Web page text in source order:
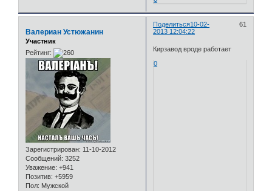
Поделиться 61
10-02-
2013 12:04:22
Валериан Устюжанин
Участник
Рейтинг:
Зарегистрирован: 11-10-2012
Сообщений: 3252
Уважение: +941
Позитив: +5959
Пол: Мужской
Кирзавод вроде работает
0